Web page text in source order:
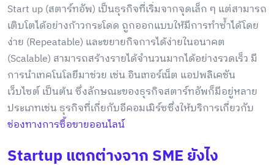
Start up (สตาร์ทอัพ) เป็นธุรกิจที่เริ่มจากจุดเล็ก ๆ แต่สามารถ
เติบโตได้อย่างก้าวกระโดด ถูกออกแบบให้มีการทำซ้ำได้โดย
ง่าย (Repeatable) และขยายกิจการได้ง่ายในอนาคต
(Scalable) สามารถสร้างรายได้จำนวนมากได้อย่างรวดเร็ว มี
การนำเทคโนโลยีมาช่วย เช่น อินเทอร์เน็ต แอปพลิเคชัน
เว็บไซต์ เป็นต้น ซึ่งลักษณะของธุรกิจสตาร์ทอัพก็มีอยู่หลาย
ประเภทเช่น ธุรกิจที่เกี่ยกับอีคอมเมิร์ซซึ่งให้บริการเกี่ยวกับ
ช่องทางการซื้อขายออนไลน์
Startup แตกต่างจาก SME ยังไง